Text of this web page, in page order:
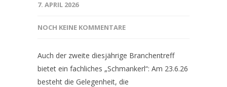
7. APRIL 2026
NOCH KEINE KOMMENTARE
Auch der zweite diesjährige Branchentreff
bietet ein fachliches „Schmankerl“: Am 23.6.26
besteht die Gelegenheit, die